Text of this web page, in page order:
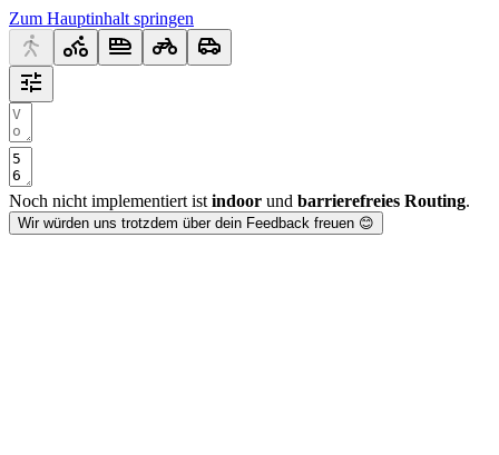
Zum Hauptinhalt springen
Noch nicht implementiert ist indoor und barrierefreies Routing.
Wir würden uns trotzdem über dein Feedback freuen 😊